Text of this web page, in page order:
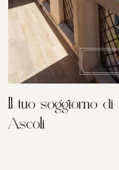
Il tuo soggiorno di
Ascoli